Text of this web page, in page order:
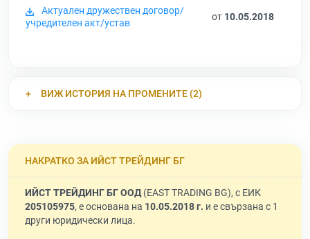
Актуален дружествен договор/
учредителен акт/устав
от 10.05.2018
ВИЖ ИСТОРИЯ НА ПРОМЕНИТЕ (2)
НАКРАТКО ЗА ИЙСТ ТРЕЙДИНГ БГ
ИЙСТ ТРЕЙДИНГ БГ ООД(EAST TRADING BG), с ЕИК
205105975, е основана на 10.05.2018 г. и е свързана с 1
други юридически лица.